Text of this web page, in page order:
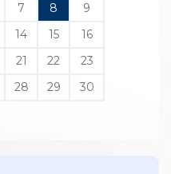
7 8
9
14 15
16
21 22
23
28 29
30